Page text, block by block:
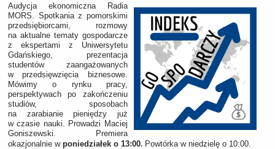
Audycja ekonomiczna Radia
MORS. Spotkania z pomorskimi
przedsiębiorcami, rozmowy
na aktualne tematy gospodarcze
z ekspertami z Uniwersytetu
Gdańskiego, prezentacja
studentów zaangażowanych
w przedsięwzięcia biznesowe.
Mówimy o rynku pracy,
perspektywach po zakończeniu
studiów, sposobach
na zarabianie pieniędzy już
w czasie nauki. Prowadzi Maciej
Goniszewski. Premiera
okazjonalnie w poniedziałek o 13:00. Powtórka w niedzielę o 10:00.